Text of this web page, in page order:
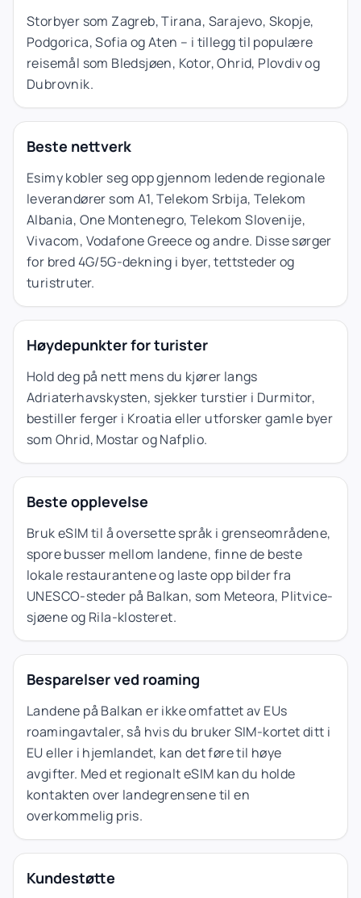
Storbyer som Zagreb, Tirana, Sarajevo, Skopje,
Podgorica, Sofia og Aten – i tillegg til populære
reisemål som Bledsjøen, Kotor, Ohrid, Plovdiv og
Dubrovnik.
Beste nettverk
Esimy kobler seg opp gjennom ledende regionale
leverandører som A1, Telekom Srbija, Telekom
Albania, One Montenegro, Telekom Slovenije,
Vivacom, Vodafone Greece og andre. Disse sørger
for bred 4G/5G-dekning i byer, tettsteder og
turistruter.
Høydepunkter for turister
Hold deg på nett mens du kjører langs
Adriaterhavskysten, sjekker turstier i Durmitor,
bestiller ferger i Kroatia eller utforsker gamle byer
som Ohrid, Mostar og Nafplio.
Beste opplevelse
Bruk eSIM til å oversette språk i grenseområdene,
spore busser mellom landene, finne de beste
lokale restaurantene og laste opp bilder fra
UNESCO-steder på Balkan, som Meteora, Plitvice-
sjøene og Rila-klosteret.
Besparelser ved roaming
Landene på Balkan er ikke omfattet av EUs
roamingavtaler, så hvis du bruker SIM-kortet ditt i
EU eller i hjemlandet, kan det føre til høye
avgifter. Med et regionalt eSIM kan du holde
kontakten over landegrensene til en
overkommelig pris.
Kundestøtte